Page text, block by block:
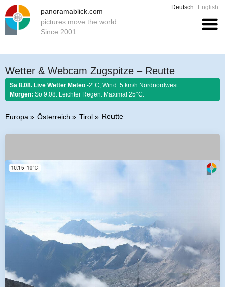
panoramablick.com
pictures move the world
Since 2001
Deutsch English
Wetter & Webcam Zugspitze – Reutte
Sa 8.08. Live Wetter Meteo -2°C, Wind: 5 km/h Nordnordwest.
Morgen: So 9.08. Leichter Regen. Maximal 25°C.
Europa Österreich Tirol Reutte